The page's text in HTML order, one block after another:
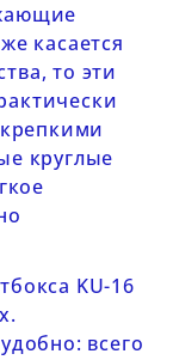
касается
то эти
круглые
KU-16
всего